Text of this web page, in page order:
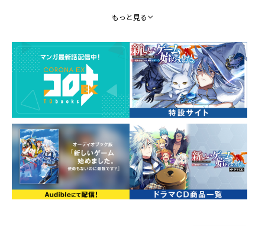
VRMMO「異世界」で仲間と気ままに冒険するホムラは、
店舗探しに勤しんでいた。ギルドのごり押しで、なぜか
雑貨屋を出店することになったのだ。社会見学中の竜人
【ドラゴニュート】やかつて助けた獣人の子どもたち、
謎の冒険者と一緒に店を営業していくことに。みんなに
ご飯をふるまいながら、のんびりとお店を始めたはずが――
まさかの大繁盛！？ 生産缶詰で生産スキルを取得！
さらに「ありえない」ステータスで、新たな称号を引き
寄せていき――？ 戦闘も生産も全てが規格外！ 「ステー
タス異常な日常です！」ゲームの神に愛された者たちの
無自覚最強ファンタジー第5弾！
もっと見る